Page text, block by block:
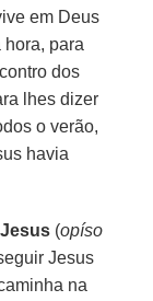
em Deus
para
dos
lhes dizer
o verão,
havia
Jesus (opíso
Jesus
na